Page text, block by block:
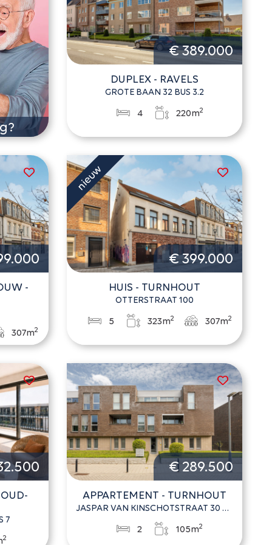
€ 389.000
DUPLEX - RAVELS
GROTE BAAN 32 BUS 3.2
4 220m2
-
307m2
€ 399.000
HUIS - TURNHOUT
OTTERSTRAAT 100
5 323m2 307m2
7
2
€ 289.500
APPARTEMENT - TURNHOUT
JASPAR VAN KINSCHOTSTRAAT 30 BUS 6
2 105m2